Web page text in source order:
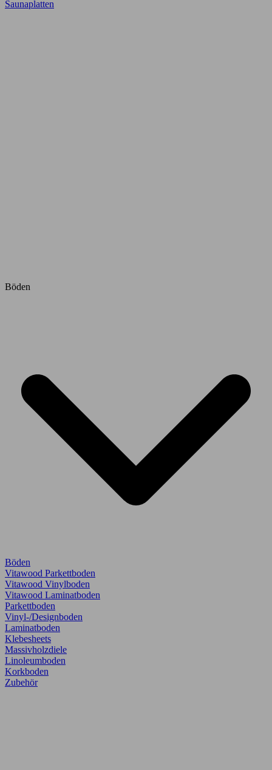
Saunaplatten
Böden
Böden
Vitawood Parkettboden
Vitawood Vinylboden
Vitawood Laminatboden
Parkettboden
Vinyl-/Designboden
Laminatboden
Klebesheets
Massivholzdiele
Linoleumboden
Korkboden
Zubehör